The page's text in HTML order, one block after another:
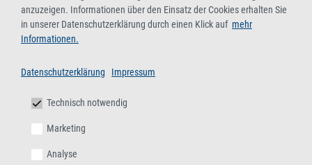
anzuzeigen. Informationen über den Einsatz der Cookies erhalten Sie
in unserer Datenschutzerklärung durch einen Klick auf mehr
Informationen.
Datenschutzerklärung Impressum
Technisch notwendig
Marketing
Analyse